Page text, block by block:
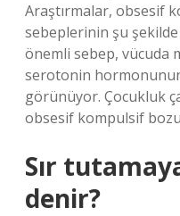
Araştırmalar, obsesif
sebeplerinin şu
önemli sebep, vücuda
serotonin
görünüyor. Çocukluk
obsesif kompulsif
Sır
denir?